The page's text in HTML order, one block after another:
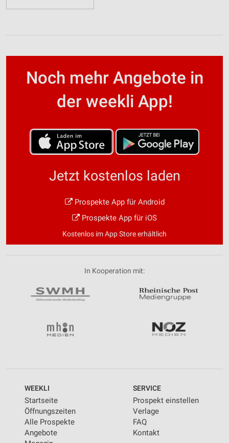
Noch mehr Angebote in
der weekli App!
Jetzt kostenlos laden
Prospekte App für Android
Prospekte App für iOS
Kostenlos im App Store erhältlich
In Kooperation mit:
WEEKLI
Startseite
Öffnungszeiten
Alle Prospekte
Angebote
SERVICE
Prospekt einstellen
Verlage
FAQ
Kontakt